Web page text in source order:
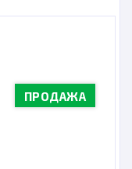
ПРОДАЖА